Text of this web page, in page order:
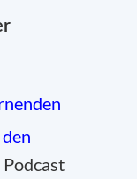
Podcast